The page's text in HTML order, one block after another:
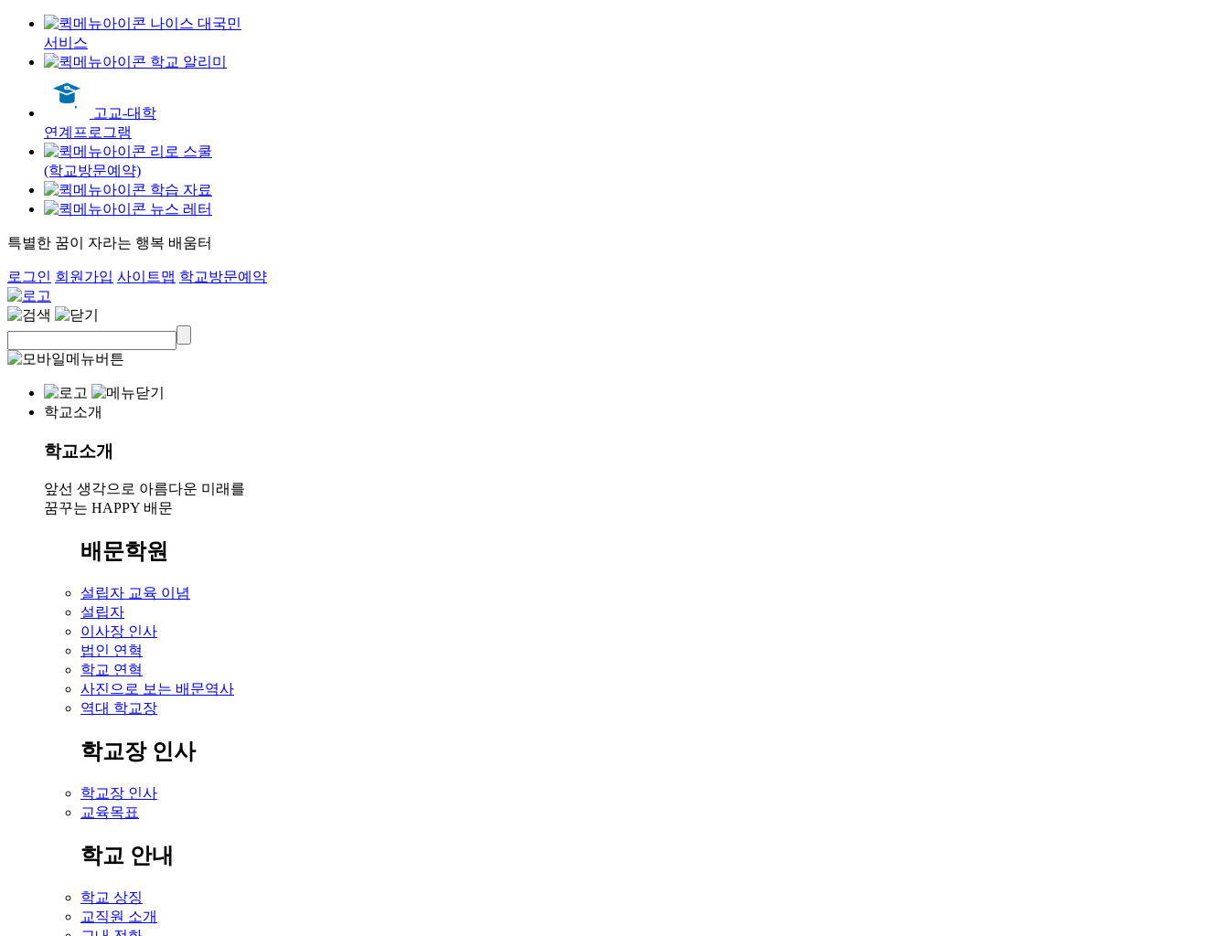
나이스 대국민
서비스
학교 알리미
고교-대학
연계프로그램
리로 스쿨
(학교방문예약)
학습 자료
뉴스 레터
특별한 꿈이 자라는 행복 배움터
로그인 회원가입 사이트맵 학교방문예약
학교소개
학교소개
앞선 생각으로 아름다운 미래를
꿈꾸는 HAPPY 배문
배문학원
설립자 교육 이념
설립자
이사장 인사
법인 연혁
학교 연혁
사진으로 보는 배문역사
역대 학교장
학교장 인사
학교장 인사
교육목표
학교 안내
학교 상징
교직원 소개